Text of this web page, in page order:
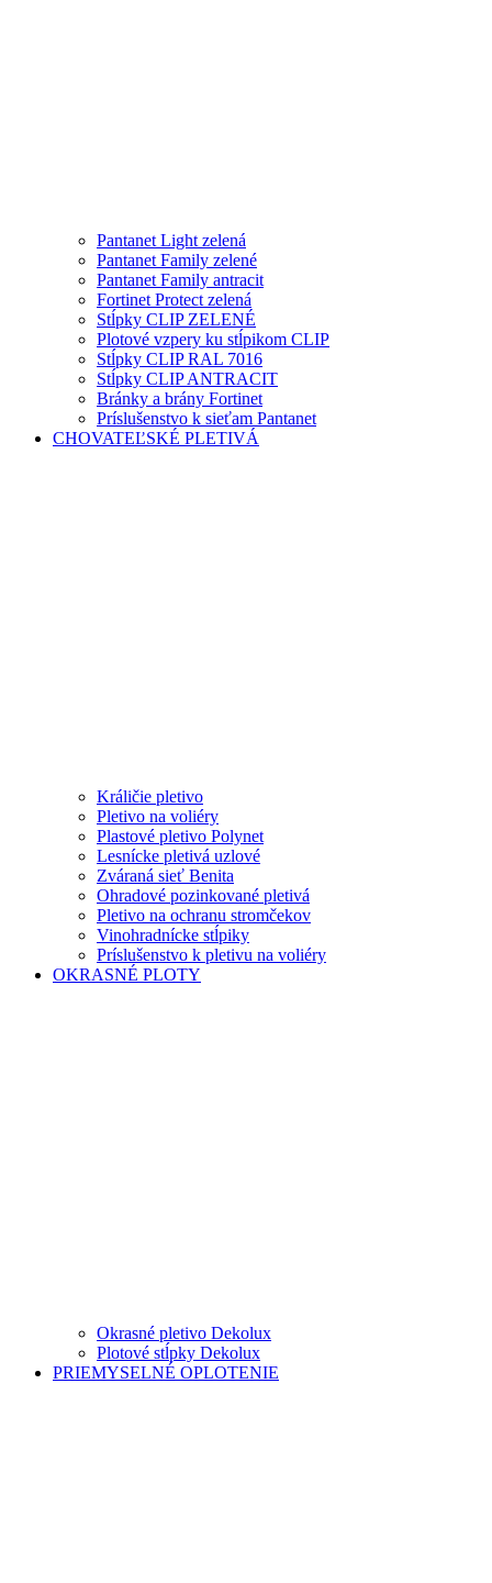
Pantanet Light zelená
Pantanet Family zelené
Pantanet Family antracit
Fortinet Protect zelená
Stĺpky CLIP ZELENÉ
Plotové vzpery ku stĺpikom CLIP
Stĺpky CLIP RAL 7016
Stĺpky CLIP ANTRACIT
Bránky a brány Fortinet
Príslušenstvo k sieťam Pantanet
CHOVATEĽSKÉ PLETIVÁ
Králičie pletivo
Pletivo na voliéry
Plastové pletivo Polynet
Lesnícke pletivá uzlové
Zváraná sieť Benita
Ohradové pozinkované pletivá
Pletivo na ochranu stromčekov
Vinohradnícke stĺpiky
Príslušenstvo k pletivu na voliéry
OKRASNÉ PLOTY
Okrasné pletivo Dekolux
Plotové stĺpky Dekolux
PRIEMYSELNÉ OPLOTENIE